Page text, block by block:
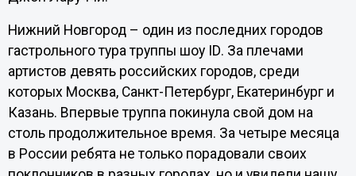
Нижний Новгород – один из последних городов
гастрольного тура труппы шоу ID. За плечами
артистов девять российских городов, среди
которых Москва, Санкт-Петербург, Екатеринбург и
Казань. Впервые труппа покинула свой дом на
столь продолжительное время. За четыре месяца
в России ребята не только порадовали своих